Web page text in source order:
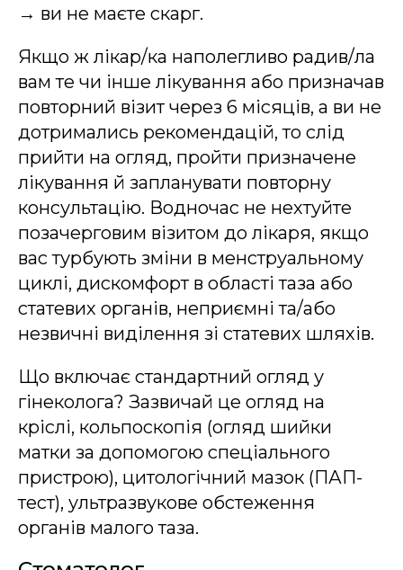
→ ви не маєте скарг.
Якщо ж лікар/ка наполегливо радив/ла
вам те чи інше лікування або призначав
повторний візит через 6 місяців, а ви не
дотримались рекомендацій, то слід
прийти на огляд, пройти призначене
лікування й запланувати повторну
консультацію. Водночас не нехтуйте
позачерговим візитом до лікаря, якщо
вас турбують зміни в менструальному
циклі, дискомфорт в області таза або
статевих органів, неприємні та/або
незвичні виділення зі статевих шляхів.
Що включає стандартний огляд у
гінеколога? Зазвичай це огляд на
кріслі, кольпоскопія (огляд шийки
матки за допомогою спеціального
пристрою), цитологічний мазок (ПАП-
тест), ультразвукове обстеження
органів малого таза.